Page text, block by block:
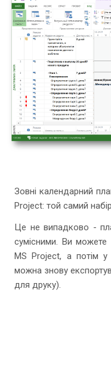
Зовні календарний
Project: той самий
Це не випадково -
сумісними. Ви можете
MS Project, а потім
можна знову
для друку).